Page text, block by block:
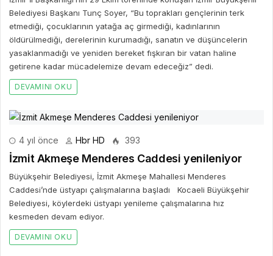
Belediyesi Başkanı Tunç Soyer, “Bu toprakları gençlerinin terk
etmediği, çocuklarının yatağa aç girmediği, kadınlarının
öldürülmediği, derelerinin kurumadığı, sanatın ve düşüncelerin
yasaklanmadığı ve yeniden bereket fışkıran bir vatan haline
getirene kadar mücadelemize devam edeceğiz” dedi.
DEVAMINI OKU
4 yıl önce Hbr HD 393
İzmit Akmeşe Menderes Caddesi yenileniyor
Büyükşehir Belediyesi, İzmit Akmeşe Mahallesi Menderes
Caddesi’nde üstyapı çalışmalarına başladı Kocaeli Büyükşehir
Belediyesi, köylerdeki üstyapı yenileme çalışmalarına hız
kesmeden devam ediyor.
DEVAMINI OKU